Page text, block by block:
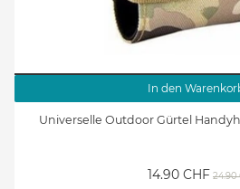
In den
Universelle Outdoor Gürtel
14.90 CHF 24.90